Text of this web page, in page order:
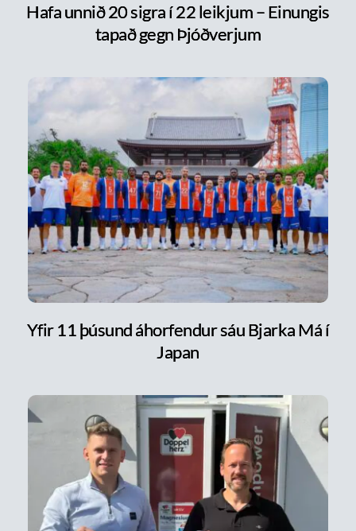
Hafa unnið 20 sigra í 22 leikjum – Einungis
tapað gegn Þjóðverjum
Yfir 11 þúsund áhorfendur sáu Bjarka Má í
Japan